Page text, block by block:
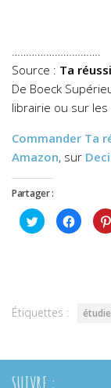
………………………….
Source : Ta
De Boeck
librairie ou sur
Commander Ta
Amazon, sur
Partager :
Cliquez
pour
partager
Cliquez
pour
partager
Étiquettes :
SUIVRE :